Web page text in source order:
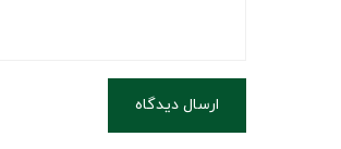
ارسال دیدگاه